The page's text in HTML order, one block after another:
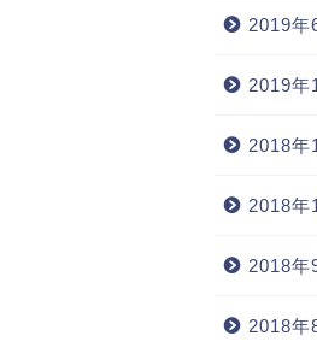
2019年
2019年
2018年
2018年
2018年
2018年